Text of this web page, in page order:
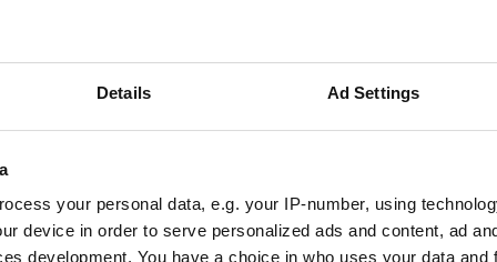
Details Ad Settings
your personal data, e.g. your IP-number, using
device in order to serve personalized ads and content, ad
development. You have a choice in who uses your data and
PetervanMossevelde
janv. 2026
Nous étions là pendant les fêtes de Noël. C'était
monde cet été. Dommage qu'il n'y ait pas de
station de vidange.